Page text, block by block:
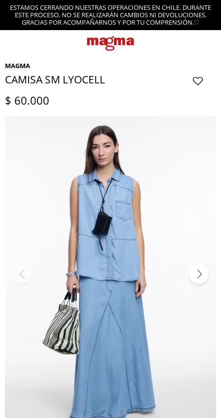
ESTAMOS CERRANDO NUESTRAS OPERACIONES EN CHILE. DURANTE
ESTE PROCESO, NO SE REALIZARÁN CAMBIOS NI DEVOLUCIONES.
GRACIAS POR ACOMPAÑARNOS Y POR TU COMPRENSIÓN.♡
MAGMA
CAMISA SM LYOCELL
$ 60.000